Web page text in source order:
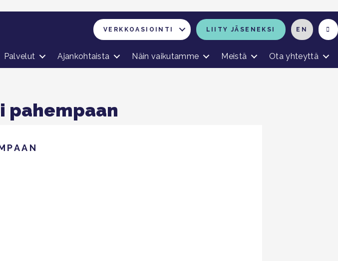
VERKKOASIOINTI LIITY JÄSENEKSI EN
Palvelut Ajankohtaista Näin vaikutamme Meistä Ota yhteyttä
pahempaan